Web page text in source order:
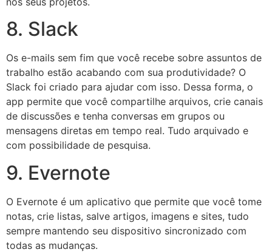
8. Slack
Os e-mails sem fim que você recebe sobre assuntos de
trabalho estão acabando com sua produtividade? O
Slack foi criado para ajudar com isso. Dessa forma, o
app permite que você compartilhe arquivos, crie canais
de discussões e tenha conversas em grupos ou
mensagens diretas em tempo real. Tudo arquivado e
com possibilidade de pesquisa.
9. Evernote
O Evernote é um aplicativo que permite que você tome
notas, crie listas, salve artigos, imagens e sites, tudo
sempre mantendo seu dispositivo sincronizado com
todas as mudanças.